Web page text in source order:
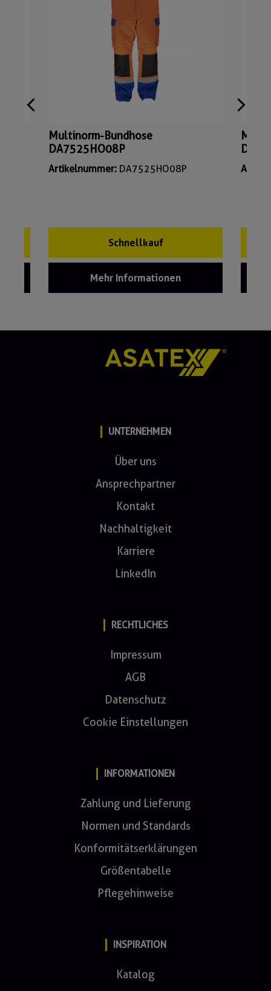
Multinorm-Bundhose
DA7525HO08P
Artikelnummer: DA7525HO08P
Schnellkauf
Mehr Informationen
UNTERNEHMEN
Über uns
Ansprechpartner
Kontakt
Nachhaltigkeit
Karriere
LinkedIn
RECHTLICHES
Impressum
AGB
Datenschutz
Cookie Einstellungen
INFORMATIONEN
Zahlung und Lieferung
Normen und Standards
Konformitätserklärungen
Größentabelle
Pflegehinweise
INSPIRATION
Katalog